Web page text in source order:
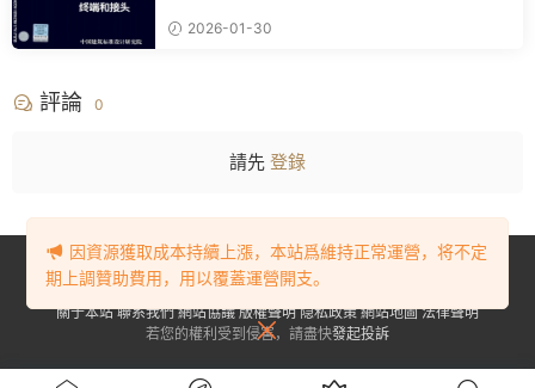
載 2026-01-30
評論 0
請先 登錄
Copyright © 2023-2024BIM資源網. All Rights Reserved.
2023001905号-1
關于本站 聯系我們 網站協議 版權聲明 隐私政策 網站地圖 法律聲明
若您的權利受到侵害，請盡快發起投訴
因資源獲取成本持續上漲，本站爲維持正常運營，将不定
期上調贊助費用，用以覆蓋運營開支。